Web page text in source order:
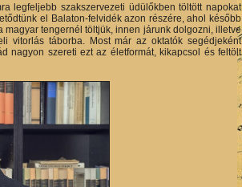
legfeljebb szakszervezeti üdülőkben töltött napokat
el Balaton-felvidék azon részére, ahol később
magyar tengernél töltjük, innen járunk dolgozni, illetve
vitorlás táborba. Most már az oktatók segédjeként
nagyon szereti ezt az életformát, kikapcsol és feltölt